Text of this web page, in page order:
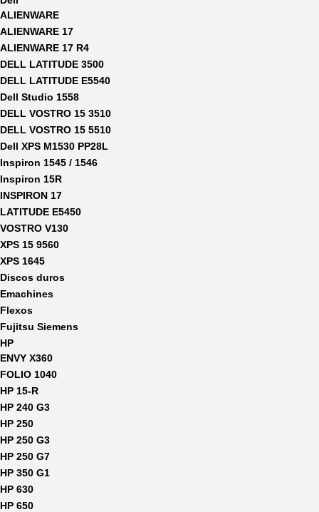
ALIENWARE
ALIENWARE 17
ALIENWARE 17 R4
DELL LATITUDE 3500
DELL LATITUDE E5540
Dell Studio 1558
DELL VOSTRO 15 3510
DELL VOSTRO 15 5510
Dell XPS M1530 PP28L
Inspiron 1545 / 1546
Inspiron 15R
INSPIRON 17
LATITUDE E5450
VOSTRO V130
XPS 15 9560
XPS 1645
Discos duros
Emachines
Flexos
Fujitsu Siemens
HP
ENVY X360
FOLIO 1040
HP 15-R
HP 240 G3
HP 250
HP 250 G3
HP 250 G7
HP 350 G1
HP 630
HP 650